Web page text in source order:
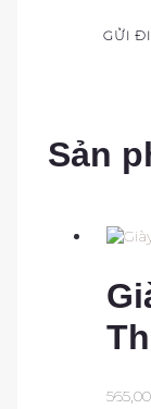
Sản